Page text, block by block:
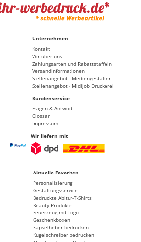
Unternehmen
Kontakt
Wir über uns
Zahlungsarten und Rabattstaffeln
Versandinformationen
Stellenangebot - Mediengestalter
Stellenangebot - Midijob Druckerei
Kundenservice
Fragen & Antwort
Glossar
Impressum
Wir liefern mit
Aktuelle Favoriten
Personalisierung
Gestaltungsservice
Bedruckte Abitur-T-Shirts
Beauty Produkte
Feuerzeug mit Logo
Geschenkboxen
Kapselheber bedrucken
Kugelschreiber bedrucken